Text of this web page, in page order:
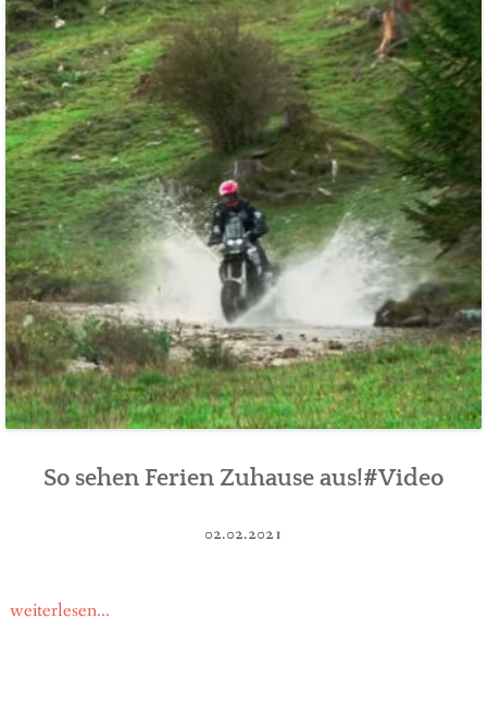
So sehen Ferien Zuhause aus!#Video
02.02.2021
weiterlesen...